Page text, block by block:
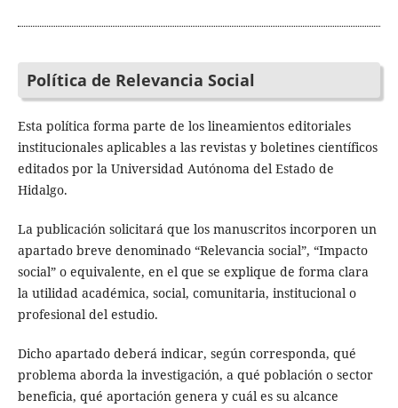
Política de Relevancia Social
Esta política forma parte de los lineamientos editoriales
institucionales aplicables a las revistas y boletines científicos
editados por la Universidad Autónoma del Estado de
Hidalgo.
La publicación solicitará que los manuscritos incorporen un
apartado breve denominado “Relevancia social”, “Impacto
social” o equivalente, en el que se explique de forma clara
la utilidad académica, social, comunitaria, institucional o
profesional del estudio.
Dicho apartado deberá indicar, según corresponda, qué
problema aborda la investigación, a qué población o sector
beneficia, qué aportación genera y cuál es su alcance